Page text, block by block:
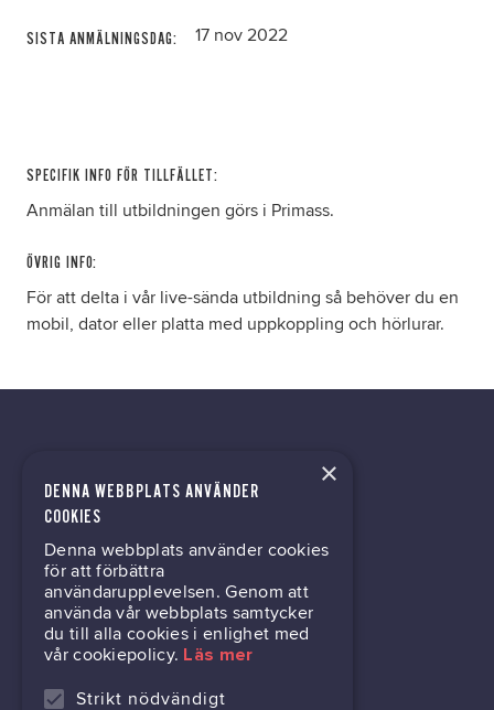
SISTA ANMÄLNINGSDAG: 17 nov 2022
SPECIFIK INFO FÖR TILLFÄLLET:
Anmälan till utbildningen görs i Primass.
ÖVRIG INFO:
För att delta i vår live-sända utbildning så behöver du en
mobil, dator eller platta med uppkoppling och hörlurar.
kontor@gil.se
031-63 64 80
Mölndalsvägen 30B
Box 24061
400 22 Göteborg
×
DENNA WEBBPLATS ANVÄNDER
COOKIES
Denna webbplats använder cookies
för att förbättra
användarupplevelsen. Genom att
använda vår webbplats samtycker
du till alla cookies i enlighet med
vår cookiepolicy. Läs mer
Strikt nödvändigt